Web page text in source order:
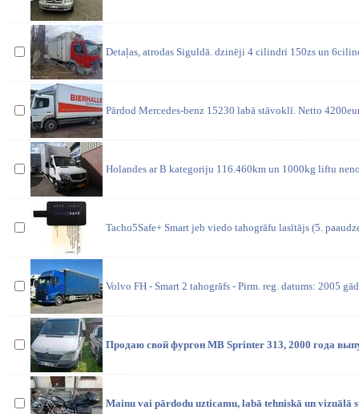
Detaļas, atrodas Siguldā. dzinēji 4 cilindri 150zs un
Pārdod Mercedes-benz 15230 labā stāvoklī. Netto
Holandes ar B kategoriju 116.460km un 1000kg liftu
Tacho5Safe+ Smart jeb viedo tahogrāfu lasītājs (5.
Volvo FH - Smart 2 tahogrāfs - Pirm. reg. datums: 2005
Продаю свой фургон MB Sprinter 313, 2000 года
Mainu vai pārdodu uzticamu, labā tehniskā un vizuālā